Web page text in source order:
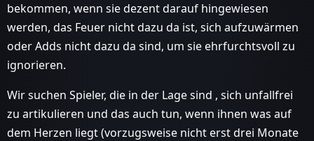
bekommen, wenn sie dezent darauf hingewiesen
werden, das Feuer nicht dazu da ist, sich aufzuwärmen
oder Adds nicht dazu da sind, um sie ehrfurchtsvoll zu
ignorieren.
Wir suchen Spieler, die in der Lage sind , sich unfallfrei
zu artikulieren und das auch tun, wenn ihnen was auf
dem Herzen liegt (vorzugsweise nicht erst drei Monate